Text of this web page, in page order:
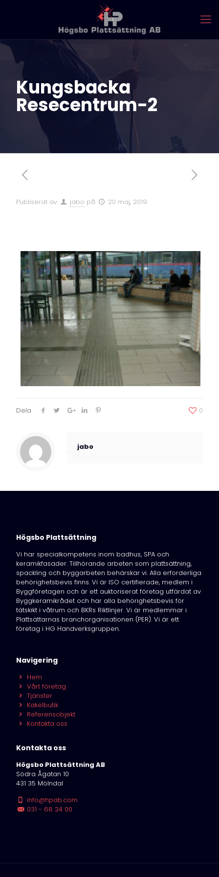
Kungsbacka
Resecentrum-2
Publiserat av jabo på 20 maj, 2019
Dela 0
jabo
Högsbo Plattsättning
Vi har specialkompetens inom badhus, SPA och
keramikfasader. Tillhörande arbeten som plattsättning,
spackling och byggarbeten behärskar vi. Alla erforderliga
behörighetsbevis finns. Vi är ISO certifierade, medlem i
Byggföretagen och är ett auktoriserat företag utfärdat av
Byggkeramikrådet och har alla behörighetsbevis för
tätskikt i våtrum och BKRs Riktlinjer. Vi är medlemmar i
Plattsättarnas branchorganisationen (PER). Vi är ett
företag i HG Handverksgruppen.
Navigering
Hem
Vårt företag
Tjänster
Kakelbutik
Referensobjekt
Kontakta oss
Kontakta oss
Högsbo Plattsättning AB
Södra Ågatan 10
431 35 Mölndal
info@hpab.com
031 - 68 24 00